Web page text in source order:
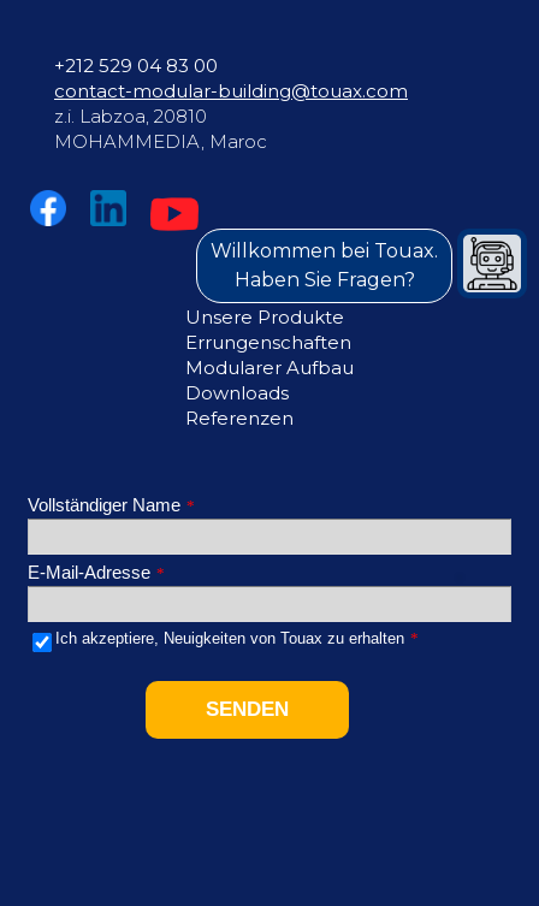
+212 529 04 83 00
contact-modular-building@touax.com
z.i. Labzoa, 20810
MOHAMMEDIA, Maroc
Unsere Produkte
Errungenschaften
Modularer Aufbau
Downloads
Referenzen
Willkommen bei Touax.
Haben Sie Fragen?